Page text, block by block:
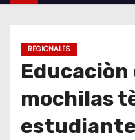
o
REGIONALES
mochilas